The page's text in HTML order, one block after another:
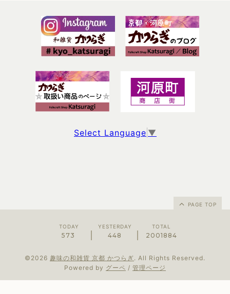
Select Language ▼
PAGE TOP
TODAY
573
YESTERDAY
448
TOTAL
2001884
©2026 趣味の和雑貨 京都 かつらぎ. All Rights Reserved.
Powered by グーペ / 管理ページ